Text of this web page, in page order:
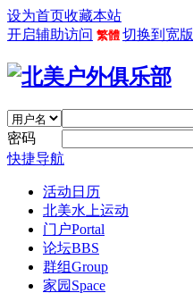
设为首页收藏本站
开启辅助访问 繁體 切换到宽版
密码
快捷导航
活动日历
北美水上运动
门户Portal
论坛BBS
群组Group
家园 Space